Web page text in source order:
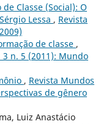
de Classe (Social): O
Lessa , Revista
de classe ,
n. 5 (2011): Mundo
, Revista Mundos
de gênero
Luiz Anastácio